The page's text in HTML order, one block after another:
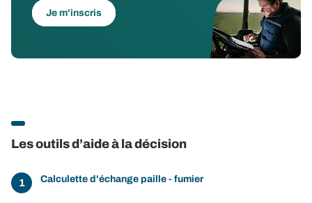
Je m'inscris
Les outils d’aide à la décision
Calculette d'échange paille - fumier